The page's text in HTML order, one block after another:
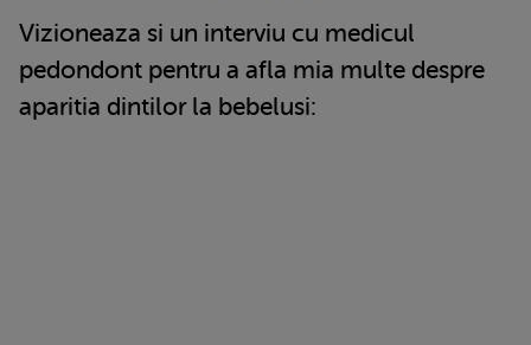
Vizioneaza si un interviu cu medicul
pedondont pentru a afla mia multe despre
aparitia dintilor la bebelusi: